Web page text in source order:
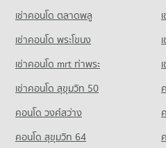
เช่าคอนโด ตลาดพลู
เช่าคอนโด พระโขนง
เช่าคอนโด mrt ท่าพระ
เช่าคอนโด สุขุมวิท 50
คอนโด วงศ์สว่าง
คอนโด สุขุมวิท 64